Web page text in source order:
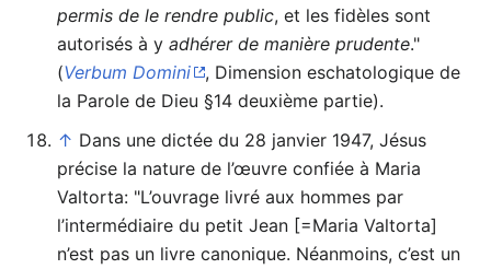
permis de le rendre public, et les fidèles sont
autorisés à y adhérer de manière prudente."
(Verbum Domini
, Dimension eschatologique de
la Parole de Dieu §14 deuxième partie).
↑ Dans une dictée du 28 janvier 1947, Jésus
précise la nature de l’œuvre confiée à Maria
Valtorta: "L’ouvrage livré aux hommes par
l’intermédiaire du petit Jean [=Maria Valtorta]
n’est pas un livre canonique. Néanmoins, c’est un